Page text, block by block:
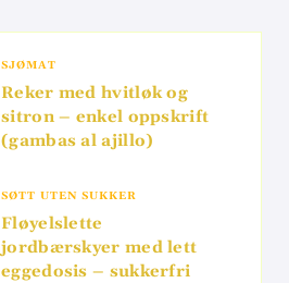
SJØMAT
Reker med hvitløk og
sitron – enkel oppskrift
(gambas al ajillo)
SØTT UTEN SUKKER
Fløyelslette
jordbærskyer med lett
eggedosis – sukkerfri